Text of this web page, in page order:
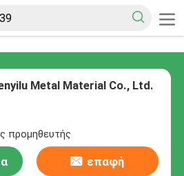
Metal Material Co., Ltd.
προμηθευτής
επαφή